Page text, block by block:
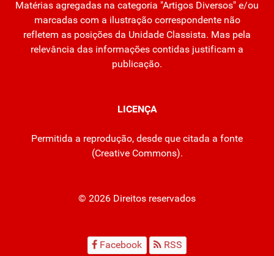
Matérias agregadas na categoria "Artigos Diversos" e/ou
marcadas com a ilustração correspondente não
refletem as posições da Unidade Classista. Mas pela
relevância das informações contidas justificam a
publicação.
LICENÇA
Permitida a reprodução, desde que citada a fonte
(Creative Commons).
© 2026 Direitos reservados
Facebook RSS